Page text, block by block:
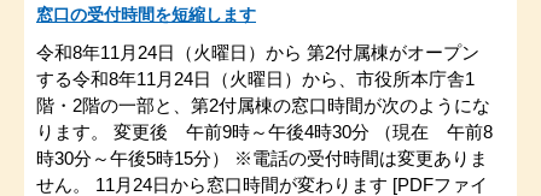
窓口の受付時間を短縮します
令和8年11月24日（火曜日）から 第2付属棟がオープン
する令和8年11月24日（火曜日）から、市役所本庁舎1
階・2階の一部と、第2付属棟の窓口時間が次のようにな
ります。 変更後 午前9時～午後4時30分 （現在 午前8
時30分～午後5時15分） ※電話の受付時間は変更ありま
せん。 11月24日から窓口時間が変わります [PDFファイ